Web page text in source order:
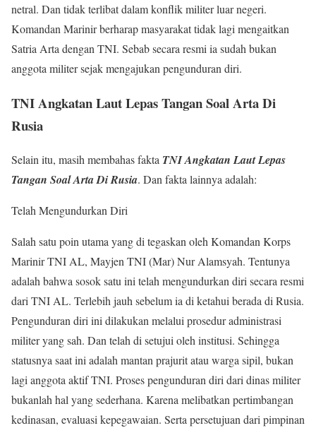
netral. Dan tidak terlibat dalam konflik militer luar negeri.
Komandan Marinir berharap masyarakat tidak lagi mengaitkan
Satria Arta dengan TNI. Sebab secara resmi ia sudah bukan
anggota militer sejak mengajukan pengunduran diri.
TNI Angkatan Laut Lepas Tangan Soal Arta Di
Rusia
Selain itu, masih membahas fakta TNI Angkatan Laut Lepas
Tangan Soal Arta Di Rusia. Dan fakta lainnya adalah:
Telah Mengundurkan Diri
Salah satu poin utama yang di tegaskan oleh Komandan Korps
Marinir TNI AL, Mayjen TNI (Mar) Nur Alamsyah. Tentunya
adalah bahwa sosok satu ini telah mengundurkan diri secara resmi
dari TNI AL. Terlebih jauh sebelum ia di ketahui berada di Rusia.
Pengunduran diri ini dilakukan melalui prosedur administrasi
militer yang sah. Dan telah di setujui oleh institusi. Sehingga
statusnya saat ini adalah mantan prajurit atau warga sipil, bukan
lagi anggota aktif TNI. Proses pengunduran diri dari dinas militer
bukanlah hal yang sederhana. Karena melibatkan pertimbangan
kedinasan, evaluasi kepegawaian. Serta persetujuan dari pimpinan